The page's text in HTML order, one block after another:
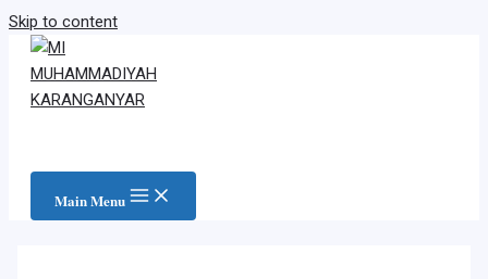
Skip to content
Main Menu